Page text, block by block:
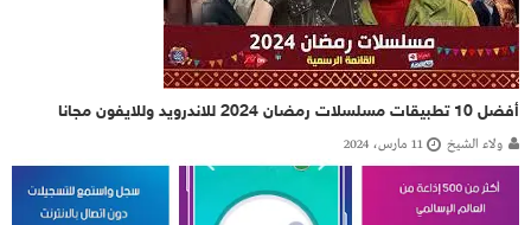
أفضل 10 تطبيقات مسلسلات رمضان 2024 للاندرويد وللايفون مجانا
ولاء الشيخ 11 مارس، 2024